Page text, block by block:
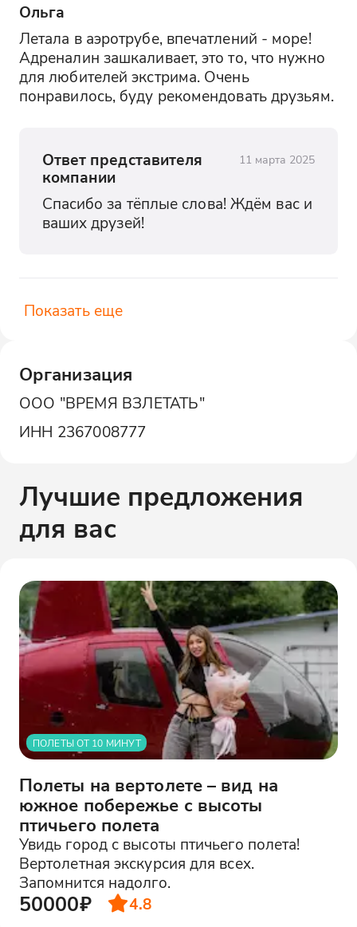
Ольга
Летала в аэротрубе, впечатлений - море!
Адреналин зашкаливает, это то, что нужно
для любителей экстрима. Очень
понравилось, буду рекомендовать друзьям.
Ответ представителя
компании
11 марта 2025
Спасибо за тёплые слова! Ждём вас и
ваших друзей!
Показать еще
Организация
ООО "ВРЕМЯ ВЗЛЕТАТЬ"
ИНН 2367008777
Лучшие предложения
для вас
ПОЛЕТЫ ОТ 10 МИНУТ
Полеты на вертолете – вид на
южное побережье с высоты
птичьего полета
Увидь город с высоты птичьего полета!
Вертолетная экскурсия для всех.
Запомнится надолго.
50000₽ 4.8